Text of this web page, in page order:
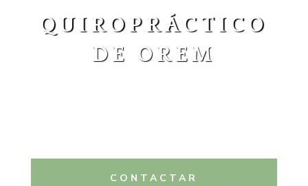
QUIROPRÁCTICO
DE OREM
CONTACTAR